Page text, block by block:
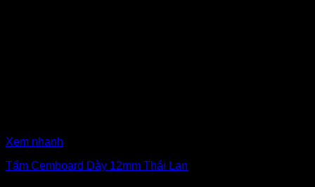
Xem nhanh
Tấm Cemboard Dày 12mm Thái Lan